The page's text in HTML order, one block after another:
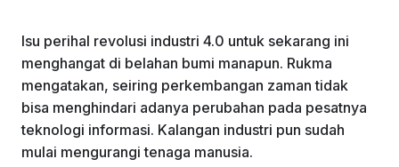
Isu perihal revolusi industri 4.0 untuk sekarang ini
menghangat di belahan bumi manapun. Rukma
mengatakan, seiring perkembangan zaman tidak
bisa menghindari adanya perubahan pada pesatnya
teknologi informasi. Kalangan industri pun sudah
mulai mengurangi tenaga manusia.